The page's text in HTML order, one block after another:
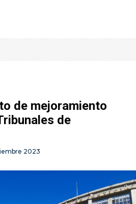
de mejoramiento
de
2023